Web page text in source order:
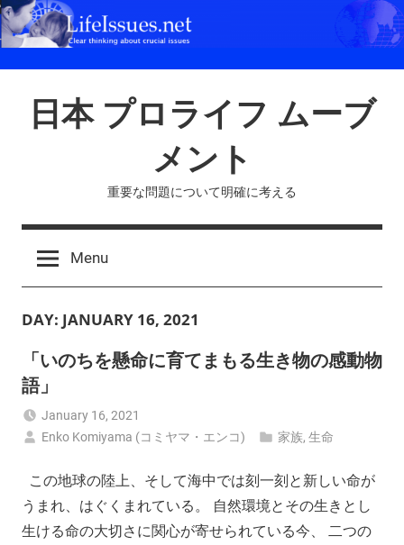
Skip
to
日本 プロライフ ムーブ
メント
重要な問題について明確に考える
Menu
DAY: JANUARY 16, 2021
「いのちを懸命に育てまもる生き物の感動物
語」
January 16, 2021
Enko Komiyama (コミヤマ・エンコ)
家族,生命
この地球の陸上、そして海中では刻一刻と新しい命が
うまれ、はぐくまれている。 自然環境とその生きとし
生ける命の大切さに関心が寄せられている今、 二つの